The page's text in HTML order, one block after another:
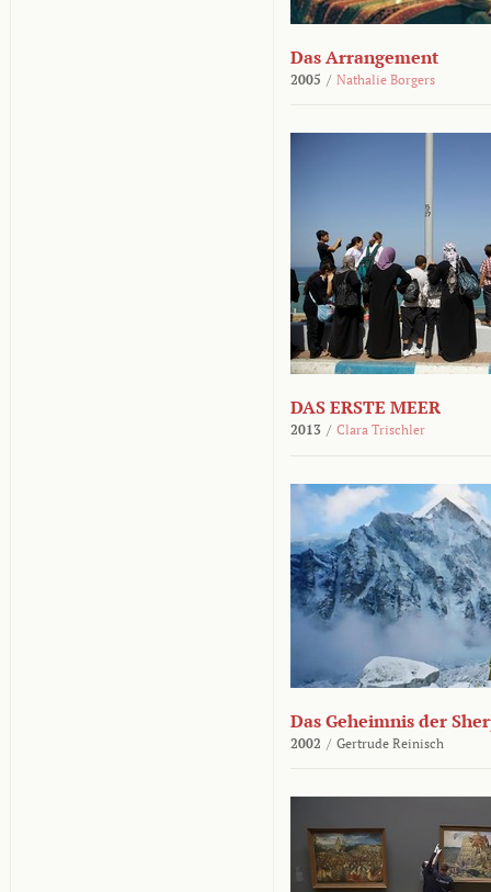
Das Arrangement
2005 / Nathalie Borgers
DAS ERSTE MEER
2013 / Clara Trischler
Das Geheimnis der
2002 / Gertrude Reinisch